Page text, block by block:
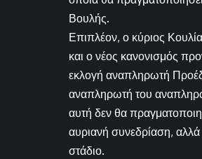
Βουλής.
Επιπλέον, ο κύριος
και ο νέος κανονισμός
εκλογή αναπληρωτή
αναπληρωτή του
αυτή δεν θα
αυριανή συνεδρίαση, αλλά
στάδιο.